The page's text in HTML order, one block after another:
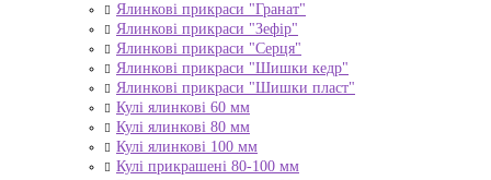
Ялинкові прикраси "Гранат"
Ялинкові прикраси "Зефір"
Ялинкові прикраси "Серця"
Ялинкові прикраси "Шишки кедр"
Ялинкові прикраси "Шишки пласт"
Кулі ялинкові 60 мм
Кулі ялинкові 80 мм
Кулі ялинкові 100 мм
Кулі прикрашені 80-100 мм